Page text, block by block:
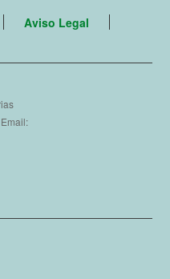
Aviso Legal